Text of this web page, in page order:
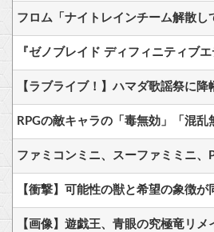
【ラブライブ！】ハマダ歌謡祭に
【衝撃】可能性の獣と希望の象徴が
【画像】遊戯王、青眼の究極竜リメ